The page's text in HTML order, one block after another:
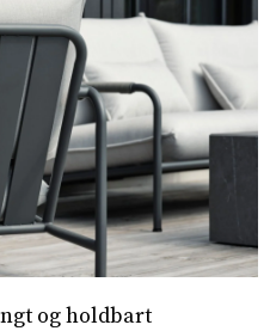
Danmark
Suomi
og holdbart